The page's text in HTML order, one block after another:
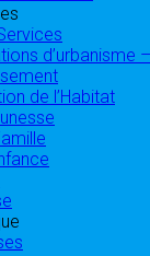
d’urbanisme
de l’Habitat